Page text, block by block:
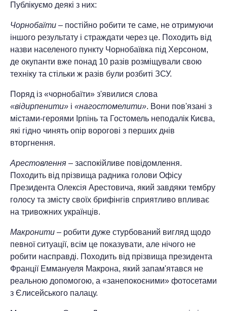
Публікуємо деякі з них:
Чорнобаїти – постійно робити те саме, не отримуючи
іншого результату і страждати через це. Походить від
назви населеного пункту Чорнобаївка під Херсоном,
де окупанти вже понад 10 разів розміщували свою
техніку та стільки ж разів були розбиті ЗСУ.
Поряд із «чорнобаїти» з'явилися слова
«відирпенити» і «нагостомелити». Вони пов'язані з
містами-героями Ірпінь та Гостомель неподалік Києва,
які гідно чинять опір ворогові з перших днів
вторгнення.
Арестовлення – заспокійливе повідомлення.
Походить від прізвища радника голови Офісу
Президента Олексія Арестовича, який завдяки тембру
голосу та змісту своїх брифінгів сприятливо впливає
на тривожних українців.
Макронити – робити дуже стурбований вигляд щодо
певної ситуації, всім це показувати, але нічого не
робити насправді. Походить від прізвища президента
Франції Еммануеля Макрона, який запам'ятався не
реальною допомогою, а «занепокоєними» фотосетами
з Єлисейського палацу.